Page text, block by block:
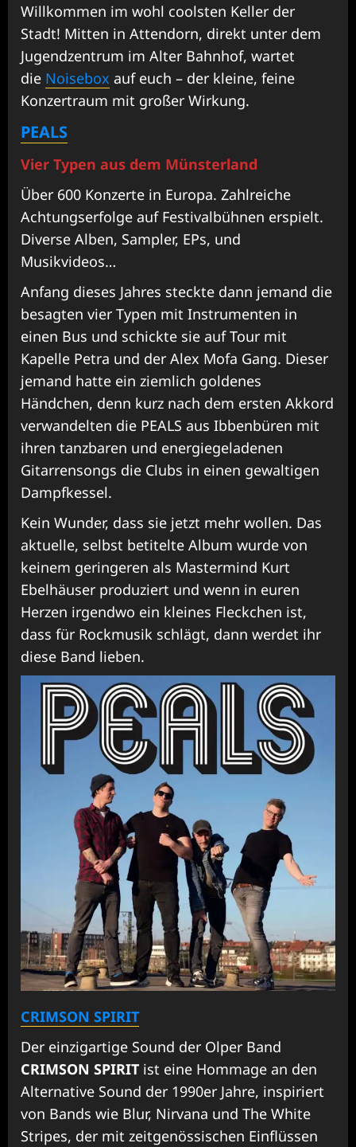
Willkommen im wohl coolsten Keller der
Stadt! Mitten in Attendorn, direkt unter dem
Jugendzentrum im Alter Bahnhof, wartet
die Noisebox auf euch – der kleine, feine
Konzertraum mit großer Wirkung.
PEALS
Vier Typen aus dem Münsterland
Über 600 Konzerte in Europa. Zahlreiche
Achtungserfolge auf Festivalbühnen erspielt.
Diverse Alben, Sampler, EPs, und
Musikvideos…
Anfang dieses Jahres steckte dann jemand die
besagten vier Typen mit Instrumenten in
einen Bus und schickte sie auf Tour mit
Kapelle Petra und der Alex Mofa Gang. Dieser
jemand hatte ein ziemlich goldenes
Händchen, denn kurz nach dem ersten Akkord
verwandelten die PEALS aus Ibbenbüren mit
ihren tanzbaren und energiegeladenen
Gitarrensongs die Clubs in einen gewaltigen
Dampfkessel.
Kein Wunder, dass sie jetzt mehr wollen. Das
aktuelle, selbst betitelte Album wurde von
keinem geringeren als Mastermind Kurt
Ebelhäuser produziert und wenn in euren
Herzen irgendwo ein kleines Fleckchen ist,
dass für Rockmusik schlägt, dann werdet ihr
diese Band lieben.
CRIMSON SPIRIT
Der einzigartige Sound der Olper Band
CRIMSON SPIRIT ist eine Hommage an den
Alternative Sound der 1990er Jahre, inspiriert
von Bands wie Blur, Nirvana und The White
Stripes, der mit zeitgenössischen Einflüssen